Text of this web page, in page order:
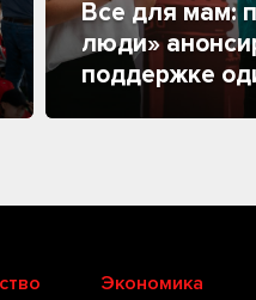
Все для мам:
люди»
поддержке
Экономика